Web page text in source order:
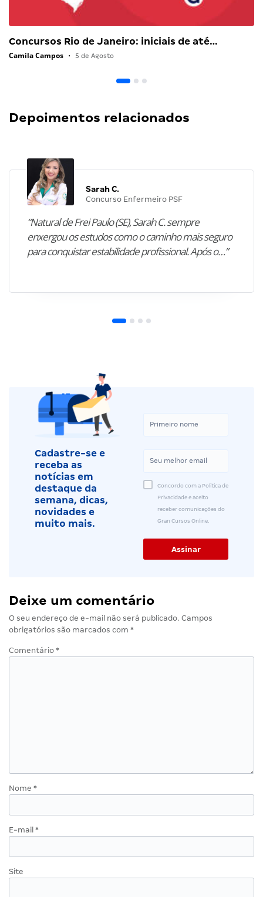
Concursos Rio de Janeiro: iniciais de até…
Camila Campos • 5 de Agosto
Depoimentos relacionados
Sarah C.
Concurso Enfermeiro PSF
“Natural de Frei Paulo (SE), Sarah C. sempre
enxergou os estudos como o caminho mais seguro
para conquistar estabilidade profissional. Após o…”
Cadastre-se e
receba as
notícias em
destaque da
semana, dicas,
novidades e
muito mais.
Concordo com a Política de
Privacidade e aceito
receber comunicações do
Gran Cursos Online.
Deixe um comentário
O seu endereço de e-mail não será publicado. Campos
obrigatórios são marcados com *
Comentário *
Nome *
E-mail *
Site